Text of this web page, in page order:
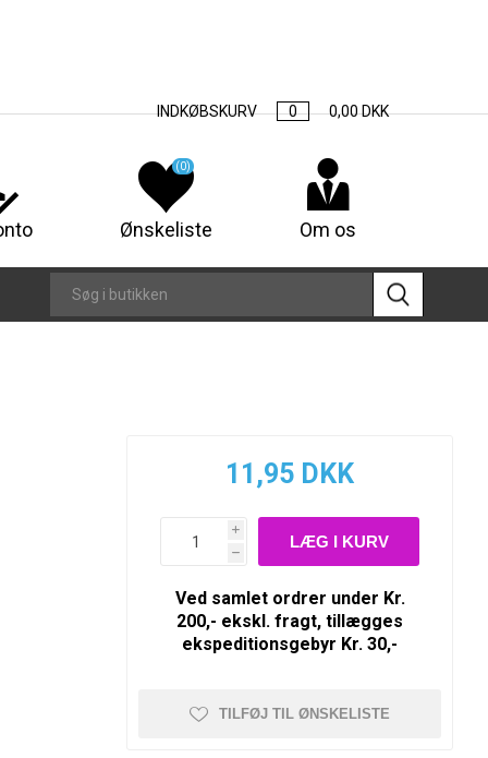
INDKØBSKURV 0 0,00 DKK
Ønskeliste
(0)
Om os
11,95 DKK
i
h
Ved samlet ordrer under Kr.
200,- ekskl. fragt, tillægges
ekspeditionsgebyr Kr. 30,-
TILFØJ TIL ØNSKELISTE